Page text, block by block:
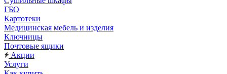
ГБО
Картотеки
Медицинская мебель и изделия
Ключницы
Почтовые ящики
Акции
Услуги